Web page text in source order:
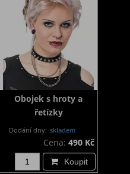
Obojek s hroty a
řetízky
Dodání dny: skladem
Cena: 490 Kč
Koupit